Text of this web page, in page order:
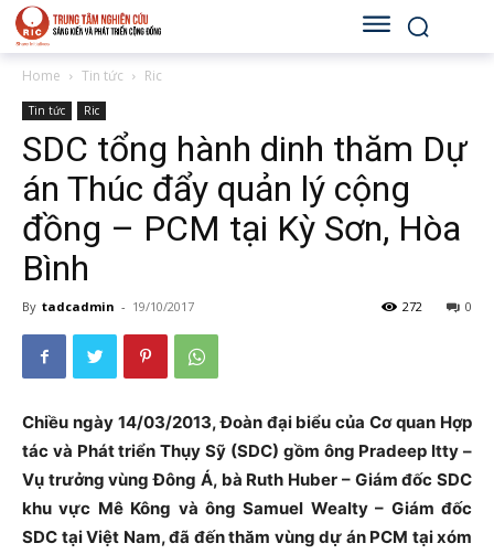
Home Tin tức Ric
Tin tức Ric
SDC tổng hành dinh thăm Dự
án Thúc đẩy quản lý cộng
đồng – PCM tại Kỳ Sơn, Hòa
Bình
By tadcadmin - 19/10/2017 0
272
Chiều ngày 14/03/2013, Đoàn đại biểu của Cơ quan Hợp
tác và Phát triển Thụy Sỹ (SDC) gồm ông Pradeep Itty –
Vụ trưởng vùng Đông Á, bà Ruth Huber – Giám đốc SDC
khu vực Mê Kông và ông Samuel Wealty – Giám đốc
SDC tại Việt Nam, đã đến thăm vùng dự án PCM tại xóm